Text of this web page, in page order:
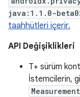
java:1.1.0-
taahhütleri içerir.
API Değişiklikleri
T+ sürüm
İstemcilerin,